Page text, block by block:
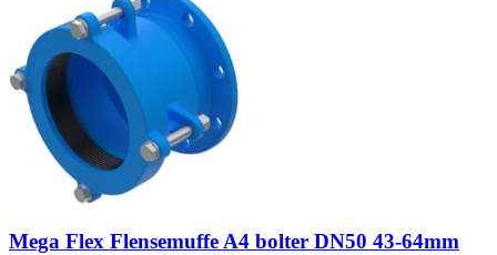
Mega Flex Flensemuffe A4 bolter DN50 43-64mm